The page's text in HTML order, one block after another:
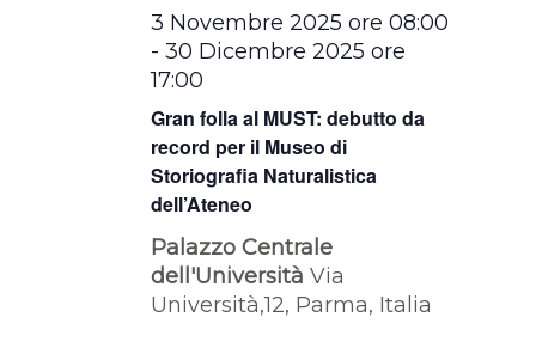
Gran folla al MUST: debutto da
record per il Museo di
Storiografia Naturalistica
dell’Ateneo
3 Novembre 2025 ore 08:00
-30 Dicembre 2025 ore
17:00
Palazzo Centrale
dell'UniversitàVia
Università,12, Parma, Italia